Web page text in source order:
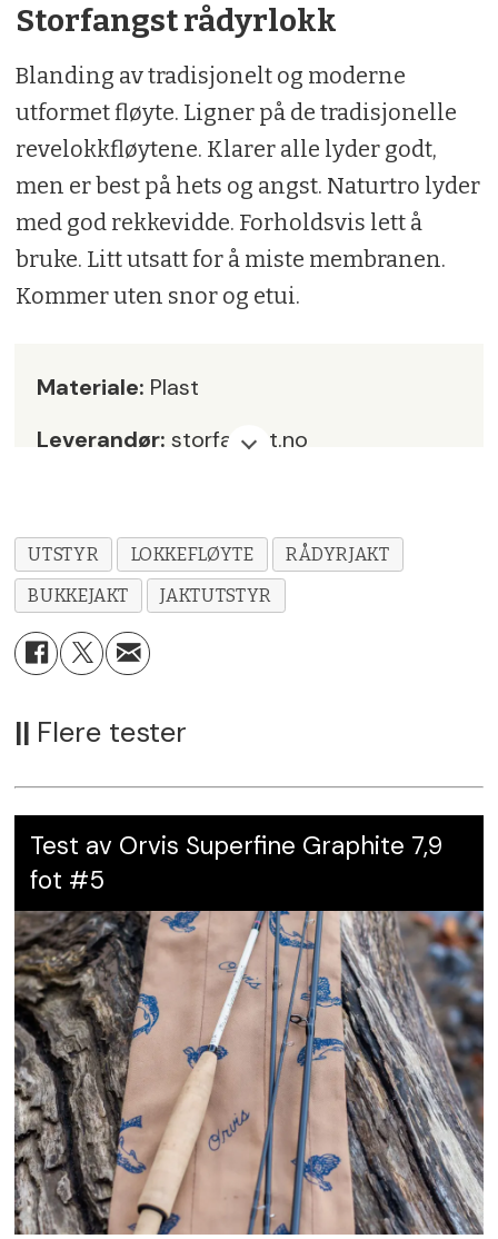
Storfangst rådyrlokk
Blanding av tradisjonelt og moderne
utformet fløyte. Ligner på de tradisjonelle
revelokkfløytene. Klarer alle lyder godt,
men er best på hets og angst. Naturtro lyder
med god rekkevidde. Forholdsvis lett å
bruke. Litt utsatt for å miste membranen.
Kommer uten snor og etui.
Materiale: Plast
Leverandør: storfangst.no
Karakter:5
UTSTYR LOKKEFLØYTE
RÅDYRJAKT
BUKKEJAKT
JAKTUTSTYR
|| Flere tester
Test av Orvis Superfine Graphite 7,9
fot #5